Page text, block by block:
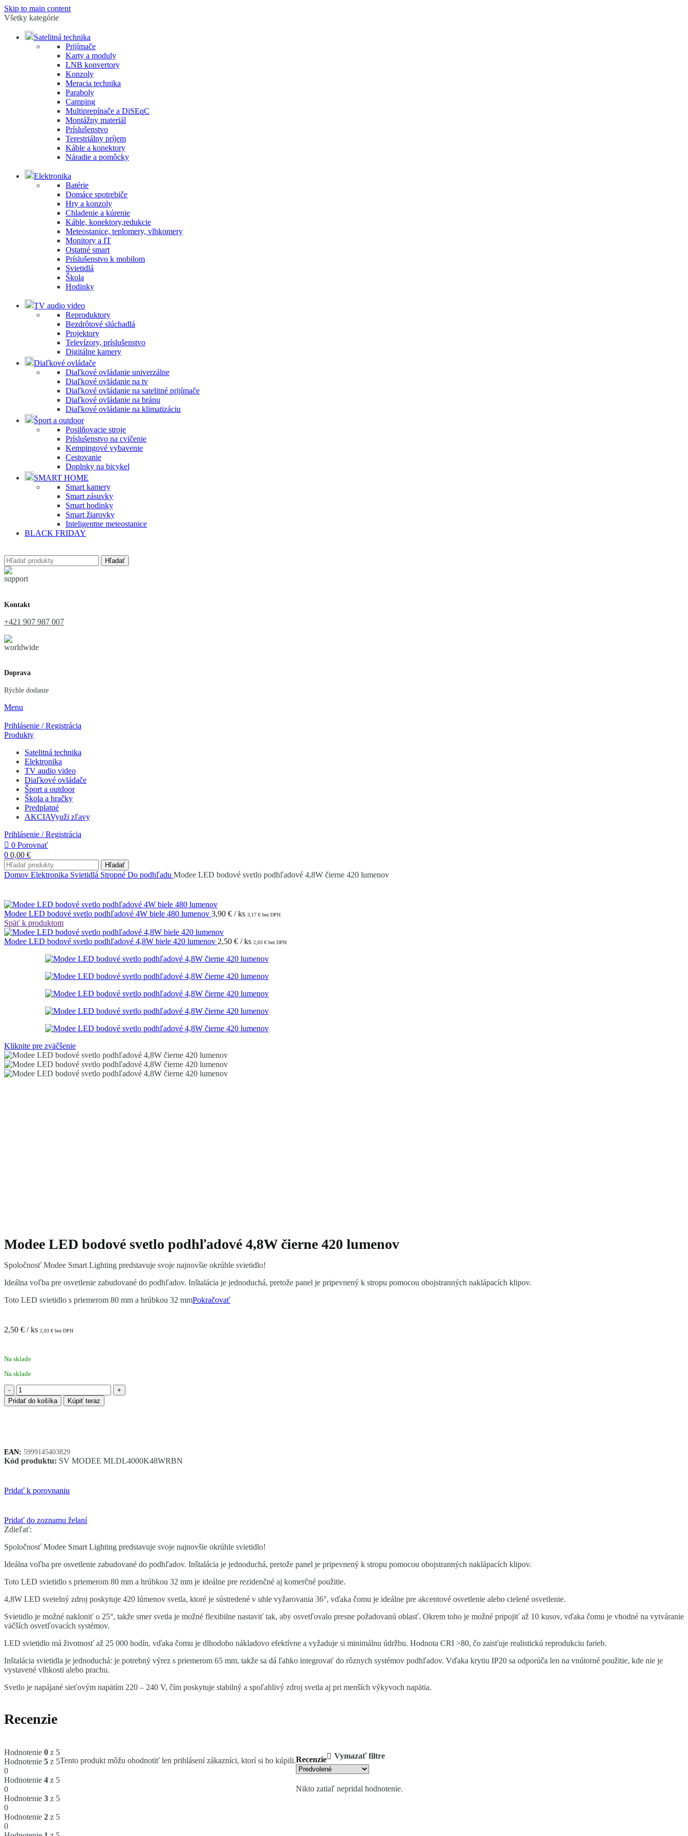
Skip to main content
Všetky kategórie
Satelitná technika
Prijímače
Karty a moduly
LNB konvertory
Konzoly
Meracia technika
Paraboly
Camping
Multiprepínače a DiSEqC
Montážny materiál
Príslušenstvo
Terestriálny príjem
Káble a konektory
Náradie a pomôcky
Elektronika
Batérie
Domáce spotrebiče
Hry a konzoly
Chladenie a kúrenie
Káble, konektory,redukcie
Meteostanice, teplomery, vlhkomery
Monitory a IT
Ostatné smart
Príslušenstvo k mobilom
Svietidlá
Škola
Hodinky
TV audio video
Reproduktory
Bezdrôtové slúchadlá
Projektory
Televízory, príslušenstvo
Digitálne kamery
Diaľkové ovládače
Diaľkové ovládanie univerzálne
Diaľkové ovládanie na tv
Diaľkové ovládanie na satelitné prijímače
Diaľkové ovládanie na bránu
Diaľkové ovládanie na klimatizáciu
Šport a outdoor
Posilňovacie stroje
Príslušenstvo na cvičenie
Kempingové vybavenie
Cestovanie
Doplnky na bicykel
SMART HOME
Smart kamery
Smart zásuvky
Smart hodinky
Smart žiarovky
Inteligentne meteostanice
BLACK FRIDAY
Hľadať
Kontakt
+421 907 987 007
Doprava
Rýchle dodanie
Menu
Prihlásenie / Registrácia
Produkty
Satelitná technika
Elektronika
TV audio video
Diaľkové ovládače
Šport a outdoor
Škola a hračky
Predplatné
AKCIAVyuži zľavy
Prihlásenie / Registrácia
0 Porovnať
0 0,00 €
Hľadať
Domov Elektronika Svietidlá Stropné Do podhľadu Modee LED bodové svetlo podhľadové 4,8W čierne 420 lumenov
Modee LED bodové svetlo podhľadové 4W biele 480 lumenov 3,90 € / ks 3,17 € bez DPH
Späť k produktom
Modee LED bodové svetlo podhľadové 4,8W biele 420 lumenov 2,50 € / ks 2,03 € bez DPH
Kliknite pre zväčšenie
Modee LED bodové svetlo podhľadové 4,8W čierne 420 lumenov
Spoločnosť Modee Smart Lighting predstavuje svoje najnovšie okrúhle svietidlo!
Ideálna voľba pre osvetlenie zabudované do podhľadov. Inštalácia je jednoduchá, pretože panel je pripevnený k stropu pomocou obojstranných naklápacích klipov.
Toto LED svietidlo s priemerom 80 mm a hrúbkou 32 mmPokračovať
2,50 € / ks 2,03 € bez DPH
Na sklade
Na sklade
množstvo
Modee
LED
čierne
420
Pridať do košíka Kúpiť teraz
EAN: 5999145403829
Kód produktu: SV MODEE MLDL4000K48WRBN
Pridať k porovnaniu
Pridať do zoznamu želaní
Zdieľať:
Spoločnosť Modee Smart Lighting predstavuje svoje najnovšie okrúhle svietidlo!
Ideálna voľba pre osvetlenie zabudované do podhľadov. Inštalácia je jednoduchá, pretože panel je pripevnený k stropu pomocou obojstranných naklápacích klipov.
Toto LED svietidlo s priemerom 80 mm a hrúbkou 32 mm je ideálne pre rezidenčné aj komerčné použitie.
4,8W LED svetelný zdroj poskytuje 420 lúmenov svetla, ktoré je sústredené v uhle vyžarovania 36°, vďaka čomu je ideálne pre akcentové osvetlenie alebo cielené osvetlenie.
Svietidlo je možné nakloniť o 25°, takže smer svetla je možné flexibilne nastaviť tak, aby osvetľovalo presne požadovanú oblasť. Okrem toho je možné pripojiť až 10 kusov, vďaka čomu je vhodné na vytváranie
väčších osvetľovacích systémov.
LED svietidlo má životnosť až 25 000 hodín, vďaka čomu je dlhodobo nákladovo efektívne a vyžaduje si minimálnu údržbu. Hodnota CRI >80, čo zaisťuje realistickú reprodukciu farieb.
Inštalácia svietidla je jednoduchá: je potrebný výrez s priemerom 65 mm, takže sa dá ľahko integrovať do rôznych systémov podhľadov. Vďaka krytiu IP20 sa odporúča len na vnútorné použitie, kde nie je
vystavené vlhkosti alebo prachu.
Svetlo je napájané sieťovým napätím 220 – 240 V, čím poskytuje stabilný a spoľahlivý zdroj svetla aj pri menších výkyvoch napätia.
Recenzie
Hodnotenie 0 z 5
Hodnotenie 5 z 5
0
Hodnotenie 4 z 5
0
Hodnotenie 3 z 5
0
Hodnotenie 2 z 5
0
Recenzie Vymazať filtre
Nikto zatiaľ nepridal hodnotenie.
Tento produkt môžu ohodnotiť len prihlásení zákazníci, ktorí si ho kúpili.